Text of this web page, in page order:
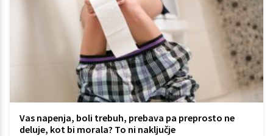
Vas napenja, boli trebuh, prebava pa preprosto ne
deluje, kot bi morala? To ni naključje